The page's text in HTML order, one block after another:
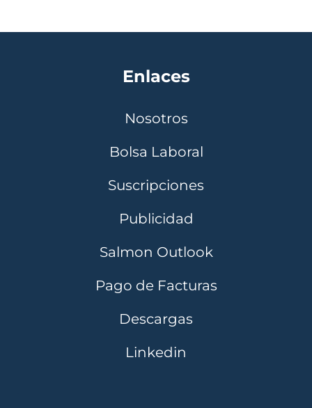
Enlaces
Nosotros
Bolsa Laboral
Suscripciones
Publicidad
Salmon Outlook
Pago de Facturas
Descargas
Linkedin